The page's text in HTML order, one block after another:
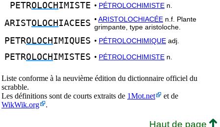
PETROLOCH IMISTE • PÉTROLOCHIMISTE n.
ARISTOLOCH IACEES •ARISTOLOCHIACÉE n.f. Plante
grimpante, type aristoloche.
PETROLOCH IMIQUES • PÉTROLOCHIMIQUE adj.
PETROLOCH IMISTES • PÉTROLOCHIMISTE n.
Liste conforme à la neuvième édition du dictionnaire officiel du
scrabble.
Les définitions sont de courts extraits de 1Mot.net
et de
WikWik.org
.
Haut de page